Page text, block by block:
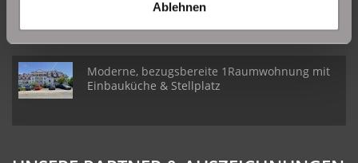
Ablehnen
Erfurt Daberstedt
Moderne, bezugsbereite 1Raumwohnung mit
Einbauküche & Stellplatz